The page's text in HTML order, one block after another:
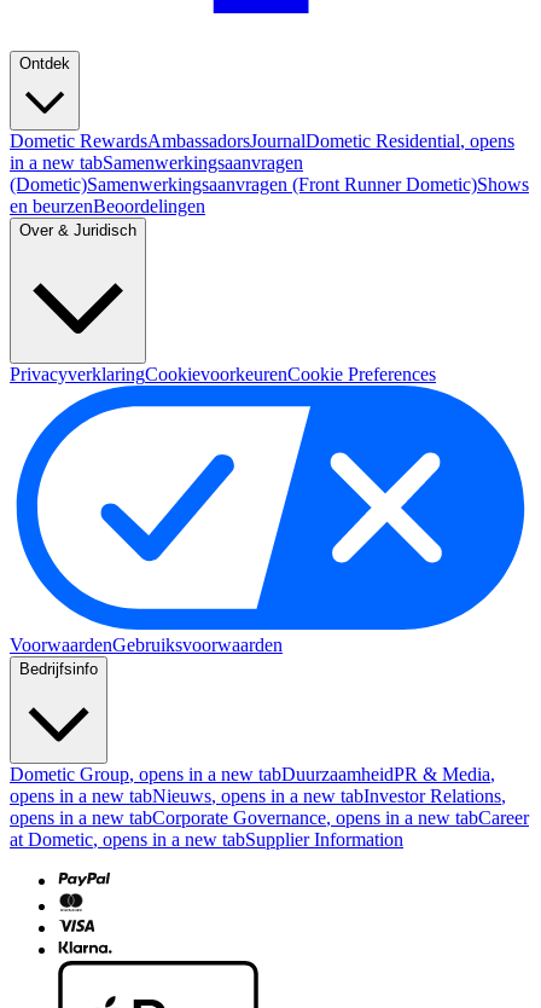
Ontdek
Dometic RewardsAmbassadorsJournalDometic Residential, opens
in a new tabSamenwerkingsaanvragen
(Dometic)Samenwerkingsaanvragen (Front Runner Dometic)Shows
en beurzenBeoordelingen
Over & Juridisch
PrivacyverklaringCookievoorkeurenCookie Preferences
VoorwaardenGebruiksvoorwaarden
Bedrijfsinfo
Dometic Group, opens in a new tabDuurzaamheidPR & Media,
opens in a new tabNieuws, opens in a new tabInvestor Relations,
opens in a new tabCorporate Governance, opens in a new tabCareer
at Dometic, opens in a new tabSupplier Information